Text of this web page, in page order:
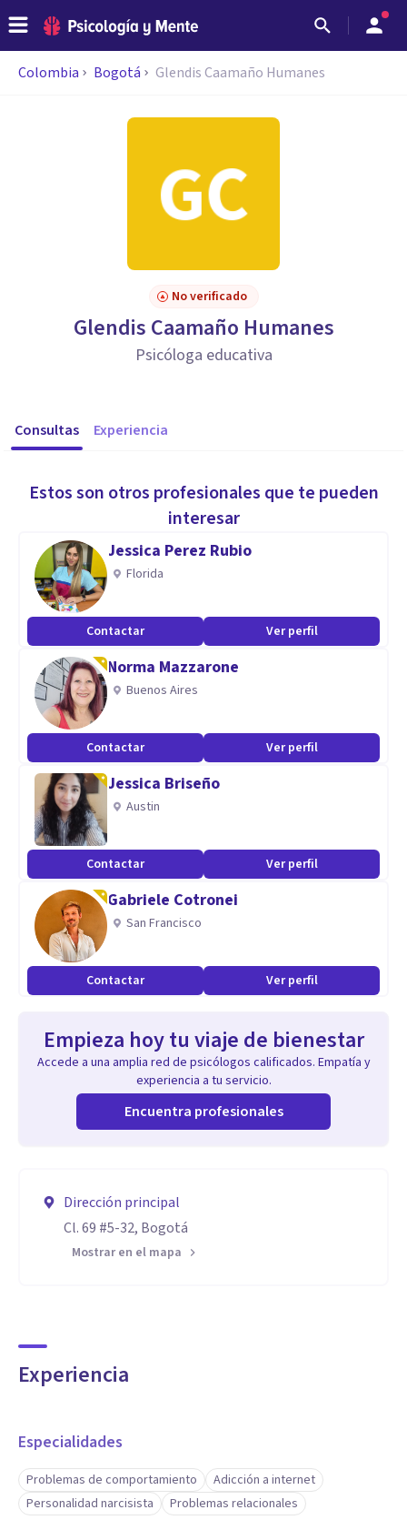
Colombia Bogotá Glendis Caamaño Humanes
No verificado
Glendis Caamaño Humanes
Psicóloga educativa
Consultas Experiencia
Estos son otros profesionales que te pueden
interesar
Jessica Perez Rubio
Florida
Contactar Ver perfil
Norma Mazzarone
Buenos Aires
Contactar Ver perfil
Jessica Briseño
Austin
Contactar Ver perfil
Gabriele Cotronei
San Francisco
Contactar Ver perfil
Empieza hoy tu viaje de bienestar
Accede a una amplia red de psicólogos calificados. Empatía y
experiencia a tu servicio.
Encuentra profesionales
Dirección principal
Cl. 69 #5-32, Bogotá
Mostrar en el mapa
Experiencia
Especialidades
Problemas de comportamiento
Adicción a internet
Personalidad narcisista
Problemas relacionales